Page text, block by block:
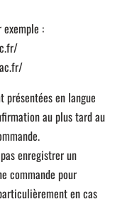
:
en langue
au plus tard au
enregistrer un
commande pour
en cas